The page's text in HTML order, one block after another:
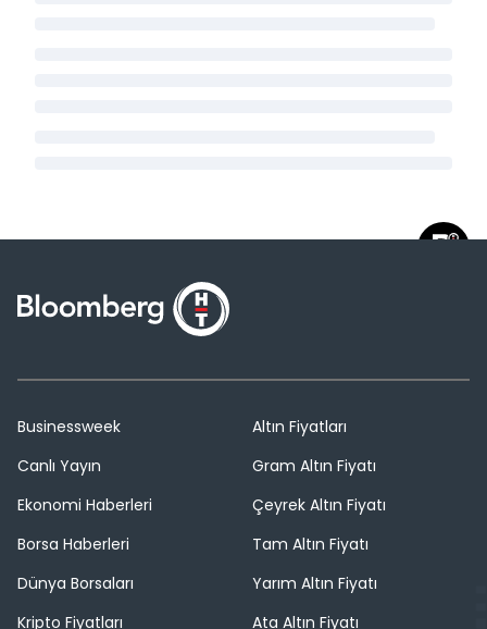
Businessweek
Canlı Yayın
Ekonomi Haberleri
Borsa Haberleri
Dünya Borsaları
Kripto Fiyatları
Altın Fiyatları
Gram Altın Fiyatı
Çeyrek Altın Fiyatı
Tam Altın Fiyatı
Yarım Altın Fiyatı
Ata Altın Fiyatı